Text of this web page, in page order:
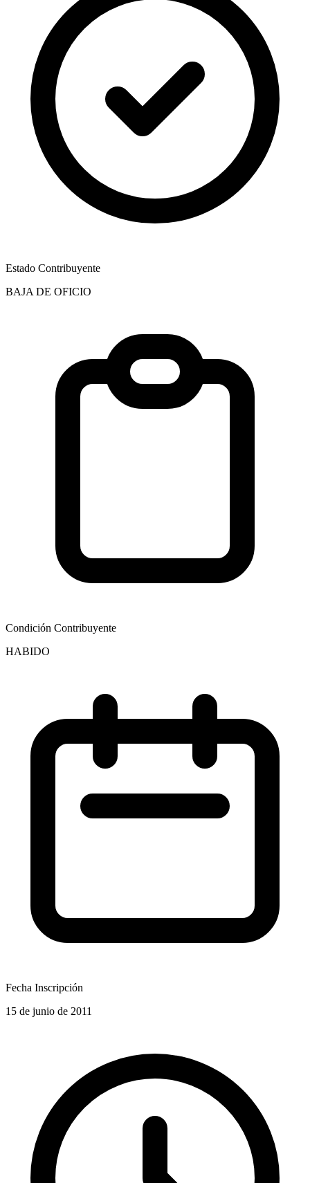
Estado Contribuyente
BAJA DE OFICIO
Condición Contribuyente
HABIDO
Fecha Inscripción
15 de junio de 2011